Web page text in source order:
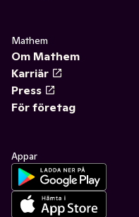
Mathem
Om Mathem
Karriär
Press
För företag
Appar